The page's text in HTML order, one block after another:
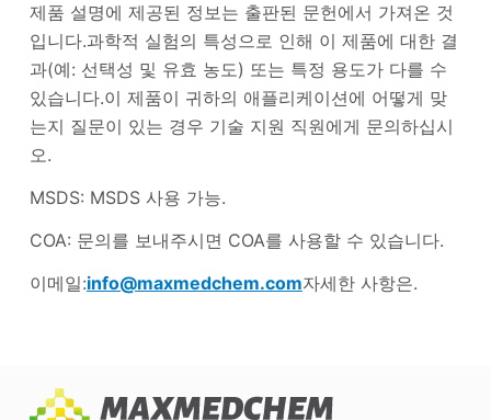
제품 설명에 제공된 정보는 출판된 문헌에서 가져온 것
입니다.과학적 실험의 특성으로 인해 이 제품에 대한 결
과(예: 선택성 및 유효 농도) 또는 특정 용도가 다를 수
있습니다.이 제품이 귀하의 애플리케이션에 어떻게 맞
는지 질문이 있는 경우 기술 지원 직원에게 문의하십시
오.
MSDS: MSDS 사용 가능.
COA: 문의를 보내주시면 COA를 사용할 수 있습니다.
이메일:info@maxmedchem.com자세한 사항은.